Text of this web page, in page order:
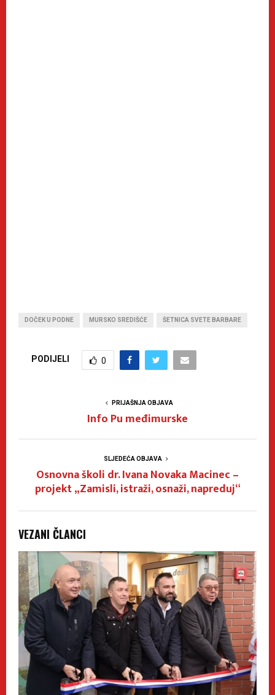
DOČEK U PODNE MURSKO SREDIŠĆE ŠETNICA SVETE BARBARE
PODIJELI 0
PRIJAŠNJA OBJAVA
Info Pu međimurske
SLJEDEĆA OBJAVA
Osnovna školi dr. Ivana Novaka Macinec –
projekt „Zamisli, istraži, osnaži, napreduj“
VEZANI ČLANCI